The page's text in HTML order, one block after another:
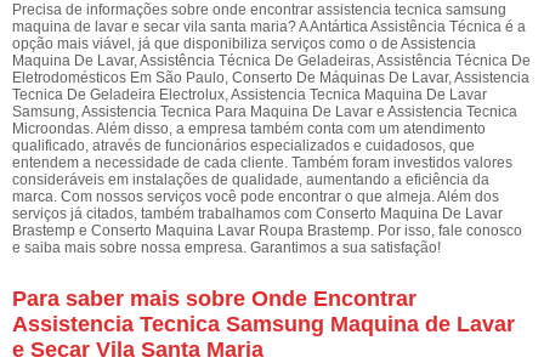
Precisa de informações sobre onde encontrar assistencia tecnica samsung
maquina de lavar e secar vila santa maria? A Antártica Assistência Técnica é a
opção mais viável, já que disponibiliza serviços como o de Assistencia
Maquina De Lavar, Assistência Técnica De Geladeiras, Assistência Técnica De
Eletrodomésticos Em São Paulo, Conserto De Máquinas De Lavar, Assistencia
Tecnica De Geladeira Electrolux, Assistencia Tecnica Maquina De Lavar
Samsung, Assistencia Tecnica Para Maquina De Lavar e Assistencia Tecnica
Microondas. Além disso, a empresa também conta com um atendimento
qualificado, através de funcionários especializados e cuidadosos, que
entendem a necessidade de cada cliente. Também foram investidos valores
consideráveis em instalações de qualidade, aumentando a eficiência da
marca. Com nossos serviços você pode encontrar o que almeja. Além dos
serviços já citados, também trabalhamos com Conserto Maquina De Lavar
Brastemp e Conserto Maquina Lavar Roupa Brastemp. Por isso, fale conosco
e saiba mais sobre nossa empresa. Garantimos a sua satisfação!
Para saber mais sobre Onde Encontrar
Assistencia Tecnica Samsung Maquina de Lavar
e Secar Vila Santa Maria